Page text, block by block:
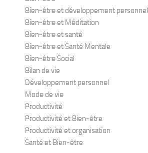
Bien-être et développement personnel
Bien-être et Méditation
Bien-être et santé
Bien-être et Santé Mentale
Bien-être Social
Bilan de vie
Développement personnel
Mode de vie
Productivité
Productivité et Bien-être
Productivité et organisation
Santé et Bien-être